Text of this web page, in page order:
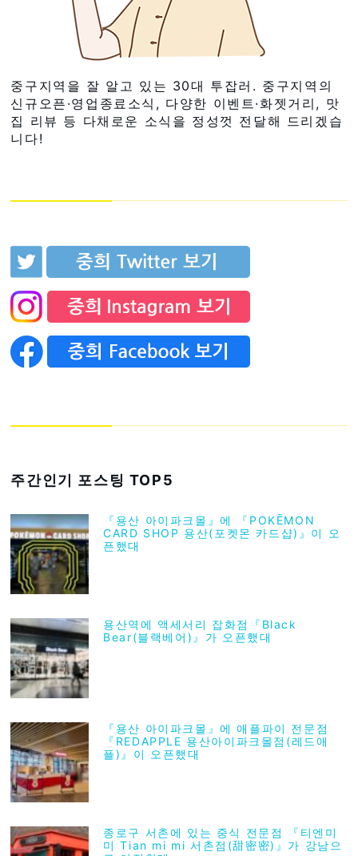
중구지역을 잘 알고 있는 30대 투잡러. 중구지역의
신규오픈·영업종료소식, 다양한 이벤트·화젯거리, 맛
집 리뷰 등 다채로운 소식을 정성껏 전달해 드리겠습
니다!
주간인기 포스팅 TOP5
『용산 아이파크몰』에 『POKĒMON
CARD SHOP 용산(포켓몬 카드샵)』이 오
픈했대
용산역에 액세서리 잡화점『Black
Bear(블랙베어)』가 오픈했대
『용산 아이파크몰』에 애플파이 전문점
『REDAPPLE 용산아이파크몰점(레드애
플)』이 오픈했대
종로구 서촌에 있는 중식 전문점 『티엔미
미 Tian mi mi 서촌점(甜密密)』가 강남으